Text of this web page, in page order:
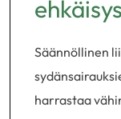
Säännöllinen
harrastaa